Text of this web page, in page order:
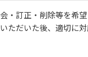
・訂正・削除等を希望
ただいた後、適切に対